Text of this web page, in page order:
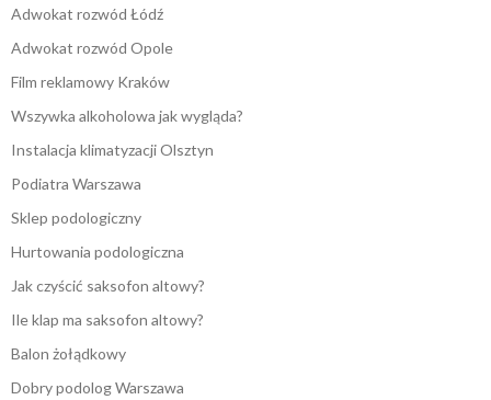
Adwokat rozwód Łódź
Adwokat rozwód Opole
Film reklamowy Kraków
Wszywka alkoholowa jak wygląda?
Instalacja klimatyzacji Olsztyn
Podiatra Warszawa
Sklep podologiczny
Hurtowania podologiczna
Jak czyścić saksofon altowy?
Ile klap ma saksofon altowy?
Balon żołądkowy
Dobry podolog Warszawa